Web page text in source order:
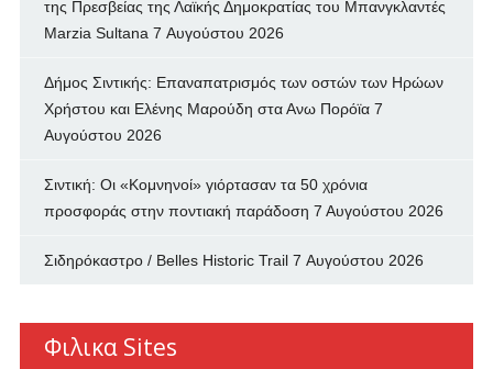
της Πρεσβείας της Λαϊκής Δημοκρατίας του Μπανγκλαντές
Marzia Sultana 7 Αυγούστου 2026
Δήμος Σιντικής: Επαναπατρισμός των oστών των Ηρώων
Χρήστου και Ελένης Μαρούδη στα Ανω Πορόϊα 7
Αυγούστου 2026
Σιντική: Οι «Κομνηνοί» γιόρτασαν τα 50 χρόνια
προσφοράς στην ποντιακή παράδοση 7 Αυγούστου 2026
Σιδηρόκαστρο / Belles Historic Trail 7 Αυγούστου 2026
Φιλικα Sites